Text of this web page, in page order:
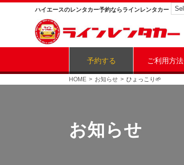
ハイエースのレンタカー予約ならラインレンタカー
予約する ご利用方法
HOME お知らせ ひょっこり🌱
お知らせ